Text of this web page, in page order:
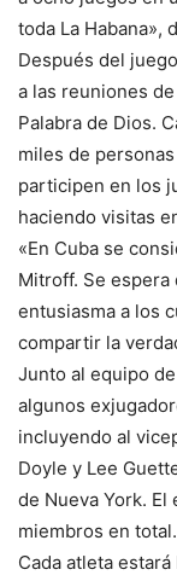
toda La Habana»,
Después del
a las reuniones
Palabra de Dios.
miles de
participen en los
haciendo visitas
«En Cuba se
Mitroff. Se espera
entusiasma a los
compartir la
Junto al equipo
algunos
incluyendo al
Doyle y Lee
de Nueva York.
miembros en total.
Cada atleta